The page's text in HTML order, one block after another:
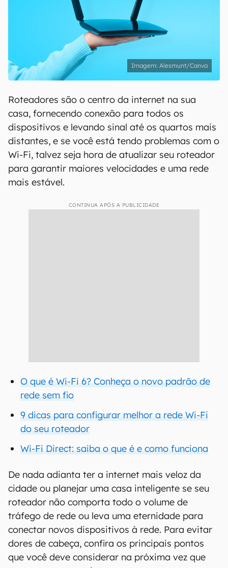
Alesmunt/Canva
Roteadores são o centro da internet na sua
casa, fornecendo conexão para todos os
dispositivos e levando sinal até os quartos mais
distantes, e se você está tendo problemas com o
Wi-Fi, talvez seja hora de atualizar seu roteador
para garantir maiores velocidades e uma rede
mais estável.
CONTINUA APÓS A PUBLICIDADE
O que é Wi-Fi 6? Conheça o novo padrão de
rede sem fio
9 dicas para configurar melhor a rede Wi-Fi
do seu roteador
Wi-Fi Direct: saiba o que é e como funciona
De nada adianta ter a internet mais veloz da
cidade ou planejar uma casa inteligente se seu
roteador não comporta todo o volume de
tráfego de rede ou leva uma eternidade para
conectar novos dispositivos à rede. Para evitar
dores de cabeça, confira os principais pontos
que você deve considerar na próxima vez que